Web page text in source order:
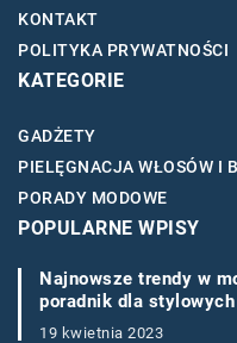
KONTAKT
POLITYKA PRYWATNOŚCI
KATEGORIE
GADŻETY
PIELĘGNACJA WŁOSÓW I
PORADY MODOWE
POPULARNE WPISY
Najnowsze trendy w
poradnik dla
19 kwietnia 2023